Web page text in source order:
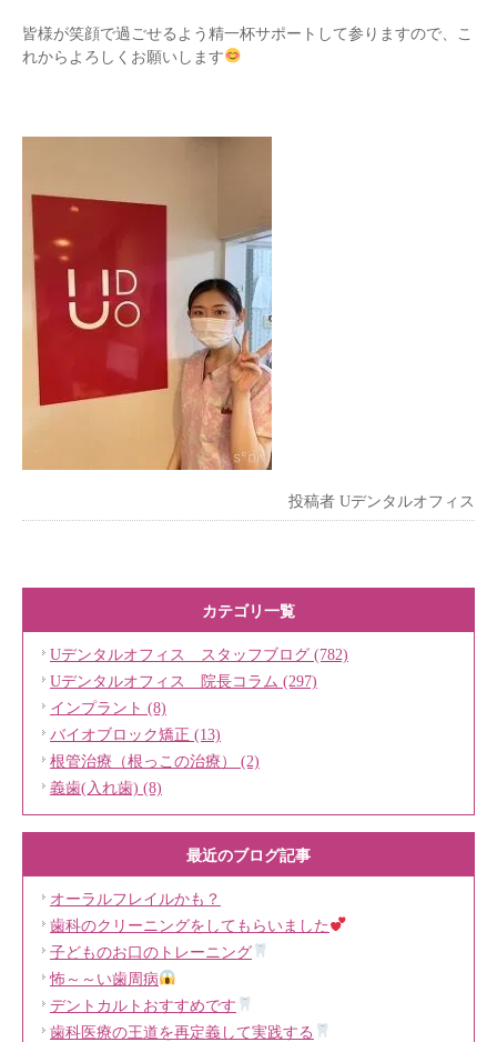
皆様が笑顔で過ごせるよう精一杯サポートして参りますので、こ
れからよろしくお願いします
投稿者 Uデンタルオフィス
カテゴリ一覧
Uデンタルオフィス スタッフブログ (782)
Uデンタルオフィス 院長コラム (297)
インプラント (8)
バイオブロック矯正 (13)
根管治療（根っこの治療） (2)
義歯(入れ歯) (8)
最近のブログ記事
オーラルフレイルかも？
歯科のクリーニングをしてもらいました
子どものお口のトレーニング
怖～～い歯周病
デントカルトおすすめです
歯科医療の王道を再定義して実践する